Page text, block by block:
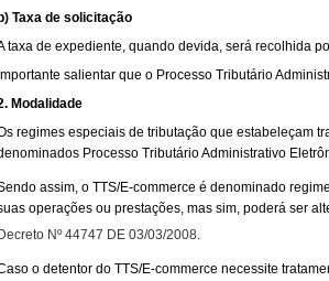
Taxa de solicitação
taxa de expediente, quando devida, será recolhida
salientar que o Processo Tributário
Modalidade
regimes especiais de tributação que estabeleçam
Processo Tributário Administrativo
assim, o TTS/E-commerce é denominado
operações ou prestações, mas sim, poderá ser
Nº 44747 DE 03/03/2008.
o detentor do TTS/E-commerce necessite